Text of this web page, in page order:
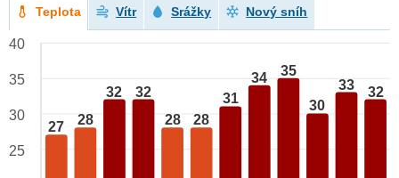
Teplota Vítr Srážky Nový sníh
27 28
32 32
28 28
31
34 35
30
33 32
40
35
30
25